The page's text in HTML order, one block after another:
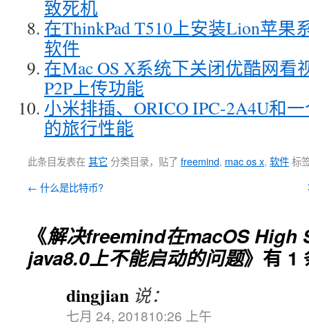
致死机
在ThinkPad T510上安装Lion苹果
软件
在Mac OS X系统下关闭优酷网看
P2P上传功能
小米排插、ORICO IPC-2A4U和
的旅行性能
此条目发表在其它 分类目录，贴了 freemind, mac os x, 软件标
← 什么是比特币?
《解决freemind在macOS High
java8.0上不能启动的问题》有 1
dingjian 说：
七月 24, 201810:26 上午